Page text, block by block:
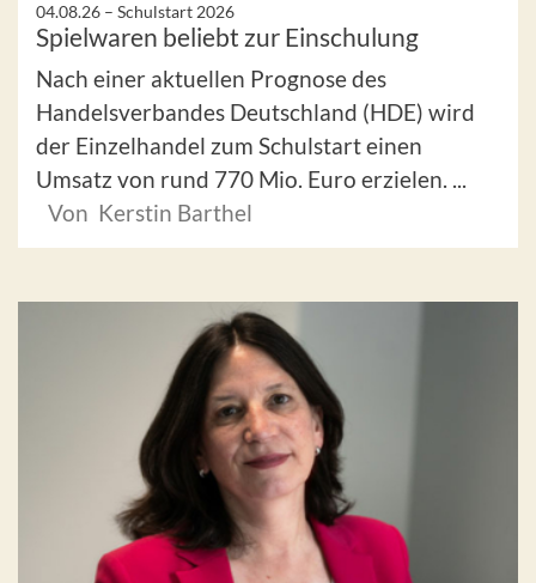
04.08.26 – Schulstart 2026
Spielwaren beliebt zur Einschulung
Nach einer aktuellen Prognose des
Handelsverbandes Deutschland (HDE) wird
der Einzelhandel zum Schulstart einen
Umsatz von rund 770 Mio. Euro erzielen. ...
Von Kerstin Barthel